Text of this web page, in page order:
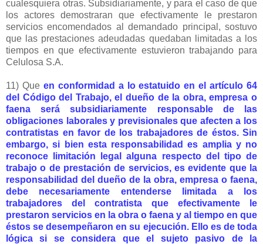
cualesquiera otras. Subsidiariamente, y para el caso de que
los actores demostraran que efectivamente le prestaron
servicios encomendados al demandado principal, sostuvo
que las prestaciones adeudadas quedaban limitadas a los
tiempos en que efectivamente estuvieron trabajando para
Celulosa S.A.
11) Que en conformidad a lo estatuido en el artículo 64
del Código del Trabajo, el dueño de la obra, empresa o
faena será subsidiariamente responsable de las
obligaciones laborales y previsionales que afecten a los
contratistas en favor de los trabajadores de éstos. Sin
embargo, si bien esta responsabilidad es amplia y no
reconoce limitación legal alguna respecto del tipo de
trabajo o de prestación de servicios, es evidente que la
responsabilidad del dueño de la obra, empresa o faena,
debe necesariamente entenderse limitada a los
trabajadores del contratista que efectivamente le
prestaron servicios en la obra o faena y al tiempo en que
éstos se desempeñaron en su ejecución. Ello es de toda
lógica si se considera que el sujeto pasivo de la